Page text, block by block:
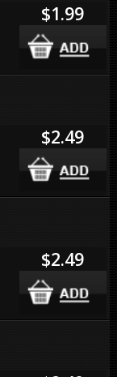
$1.99
$2.49
$2.49